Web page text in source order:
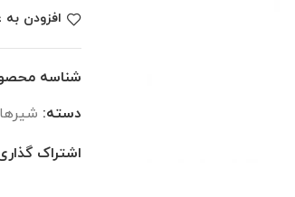
افزودن به
شناسه
دسته:
اشتراک